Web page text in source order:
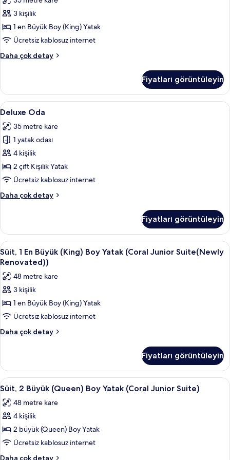
görün
(Rendezvous
hakkında
daha
detay
En
Büyük
(King)
Boy
Yatak
için
tüm
fotoğrafları
görün
3 kişilik
1 en Büyük Boy (King) Yatak
Ücretsiz kablosuz internet
Daha çok detay
Deluxe
Büyük
(King)
Boy
(Newly
Renovated)
hakkında
daha
fazla
detay
Fiyatları görüntüleyin
Deluxe
Oda
için
tüm
fotoğrafları
görün
Deluxe Oda | Anti alerjik yatak
11
Deluxe Oda
35 metre kare
1 yatak odası
4 kişilik
2 çift Kişilik Yatak
Ücretsiz kablosuz internet
Daha çok detay
Deluxe
fazla
detay
Fiyatları görüntüleyin
Süit,
1
En
Büyük
(King)
Boy
Yatak
(Coral
Renovated))
için
tüm
fotoğrafları
görün
Anti alerjik yatak takımı, odada
8
Süit, 1 En Büyük (King) Boy Yatak (Coral Junior Suite(Newly
Renovated))
48 metre kare
3 kişilik
1 en Büyük Boy (King) Yatak
Ücretsiz kablosuz internet
Daha çok detay
Süit,
(King)
Boy
Yatak
Junior
Suite(Newly
hakkında
daha
Fiyatları görüntüleyin
Süit,
2
Büyük
(Queen)
Boy
Yatak
(Coral
Anti alerjik yatak takımı, odada
7
Süit, 2 Büyük (Queen) Boy Yatak (Coral Junior Suite)
48 metre kare
4 kişilik
2 büyük (Queen) Boy Yatak
Ücretsiz kablosuz internet
Daha çok detay
Süit,